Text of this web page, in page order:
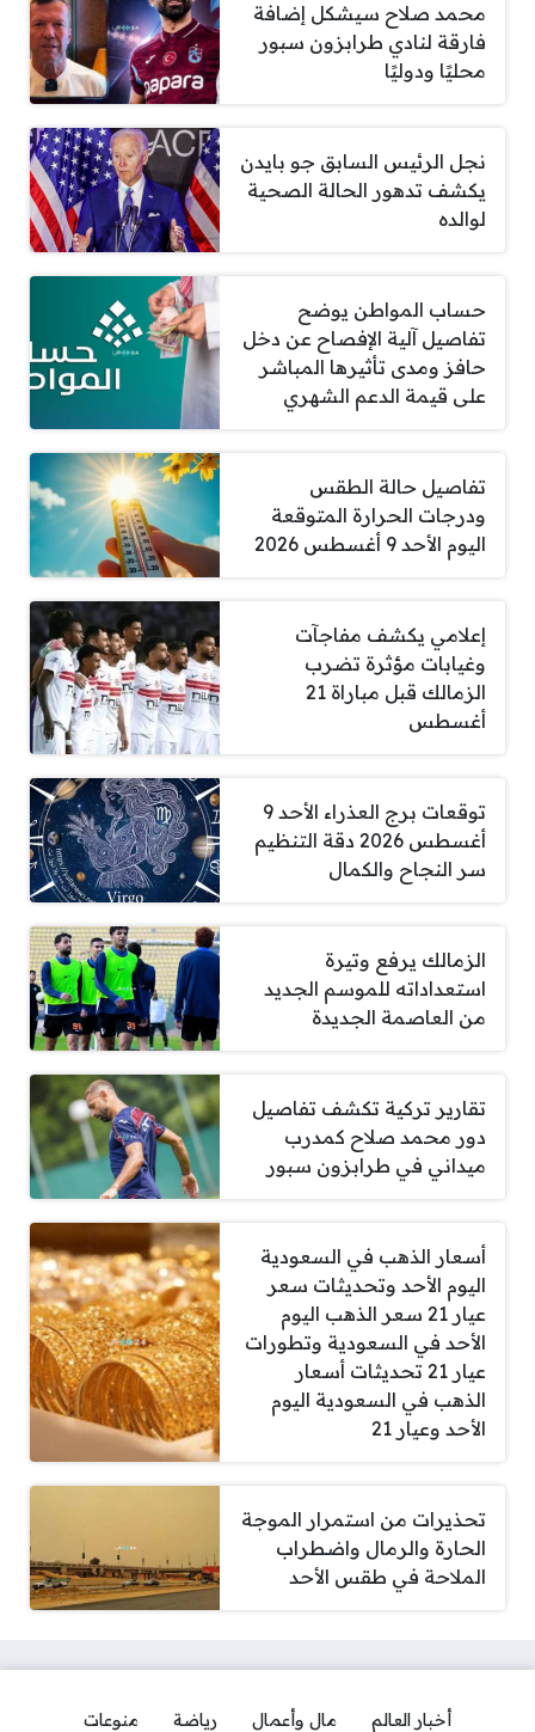
محمد صلاح سيشكل إضافة
فارقة لنادي طرابزون سبور
محليًا ودوليًا
نجل الرئيس السابق جو بايدن
يكشف تدهور الحالة الصحية
لوالده
حساب المواطن يوضح
تفاصيل آلية الإفصاح عن دخل
حافز ومدى تأثيرها المباشر
على قيمة الدعم الشهري
تفاصيل حالة الطقس
ودرجات الحرارة المتوقعة
اليوم الأحد 9 أغسطس 2026
إعلامي يكشف مفاجآت
وغيابات مؤثرة تضرب
الزمالك قبل مباراة 21
أغسطس
توقعات برج العذراء الأحد 9
أغسطس 2026 دقة التنظيم
سر النجاح والكمال
الزمالك يرفع وتيرة
استعداداته للموسم الجديد
من العاصمة الجديدة
تقارير تركية تكشف تفاصيل
دور محمد صلاح كمدرب
ميداني في طرابزون سبور
أسعار الذهب في السعودية
اليوم الأحد وتحديثات سعر
عيار 21 سعر الذهب اليوم
الأحد في السعودية وتطورات
عيار 21 تحديثات أسعار
الذهب في السعودية اليوم
الأحد وعيار 21
تحذيرات من استمرار الموجة
الحارة والرمال واضطراب
الملاحة في طقس الأحد
أخبار العالم مال وأعمال رياضة منوعات